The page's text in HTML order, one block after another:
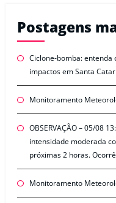
Postagens
Ciclone-bomba: entenda
impactos em Santa
Monitoramento
OBSERVAÇÃO – 05/08
intensidade moderada
próximas 2 horas.
Monitoramento